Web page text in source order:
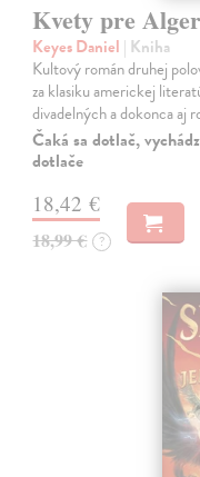
Kvety pre
Keyes Daniel | Kniha
Kultový román druhej
za klasiku americkej
divadelných a dokonca aj
Čaká sa dotlač,
dotlače
18,42 €
18,99 € ?